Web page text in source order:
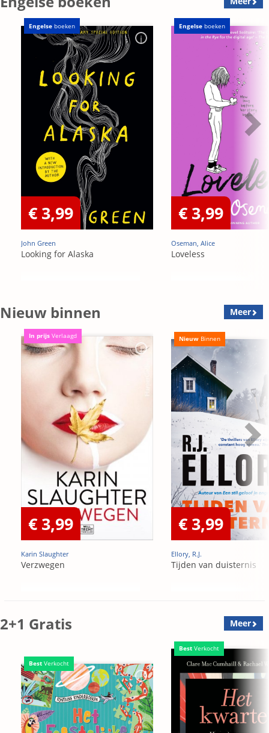
Engelse boeken
€ 3,99
John Green
Looking for Alaska
Engelse boeken
€ 3,99
Oseman, Alice
Loveless
Nieuw binnen Meer
In prijs Verlaagd
€ 3,99
Karin Slaughter
Verzwegen
Nieuw Binnen
€ 3,99
Ellory, R.J.
Tijden van duisternis
2+1 Gratis Meer
Best Verkocht
Best Verkocht